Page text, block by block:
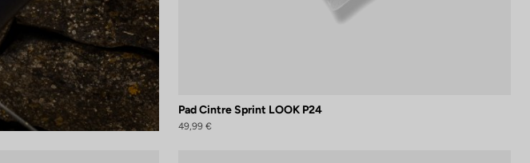
Pad Cintre Sprint LOOK P24
49,99 €